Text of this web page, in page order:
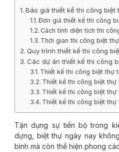
Báo giá thiết kế thi công biệt
Đơn giá thiết kế thi công
Cách tính diện tích thi
Thời gian thi công biệt thự
Quy trình thiết kế thi công
Các dự án thiết kế thi công
Thiết kế thi công biệt thự
Thiết kế thi công biệt thự
Thiết kế thi công biệt
Thiết kế thi công biệt thự
Tận dụng sự tiến bộ trong
dựng, biệt thự ngày nay
bình mà còn thể hiện phong